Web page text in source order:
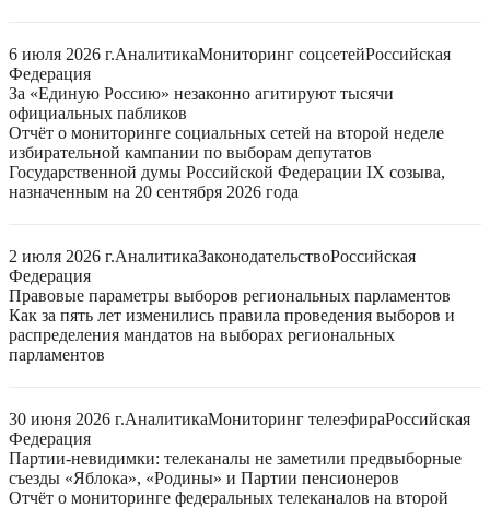
6 июля 2026 г.АналитикаМониторинг соцсетейРоссийская
Федерация
За «Единую Россию» незаконно агитируют тысячи
официальных пабликов
Отчёт о мониторинге социальных сетей на второй неделе
избирательной кампании по выборам депутатов
Государственной думы Российской Федерации IX созыва,
назначенным на 20 сентября 2026 года
2 июля 2026 г.АналитикаЗаконодательствоРоссийская
Федерация
Правовые параметры выборов региональных парламентов
Как за пять лет изменились правила проведения выборов и
распределения мандатов на выборах региональных
парламентов
30 июня 2026 г.АналитикаМониторинг телеэфираРоссийская
Федерация
Партии-невидимки: телеканалы не заметили предвыборные
съезды «Яблока», «Родины» и Партии пенсионеров
Отчёт о мониторинге федеральных телеканалов на второй